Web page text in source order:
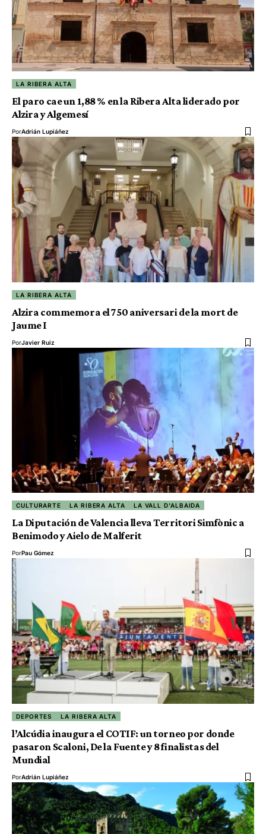
LA RIBERA ALTA
El paro cae un 1,88 % en la Ribera Alta liderado por
Alzira y Algemesí
PorAdrián Lupiáñez
LA RIBERA ALTA
Alzira commemora el 750 aniversari de la mort de
Jaume I
PorJavier Ruiz
CULTURARTE LA RIBERA ALTA LA VALL D'ALBAIDA
La Diputación de Valencia lleva Territori Simfònic a
Benimodo y Aielo de Malferit
PorPau Gómez
DEPORTES LA RIBERA ALTA
l’Alcúdia inaugura el COTIF: un torneo por donde
pasaron Scaloni, De la Fuente y 8 finalistas del
Mundial
PorAdrián Lupiáñez